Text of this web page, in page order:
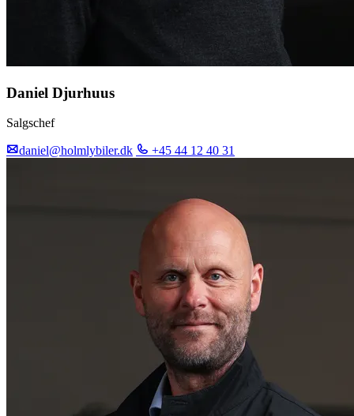
Daniel Djurhuus
Salgschef
daniel@holmlybiler.dk +45 44 12 40 31